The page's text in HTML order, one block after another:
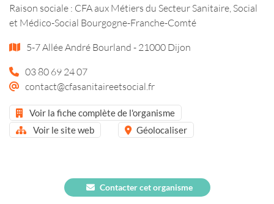
Raison sociale : CFA aux Métiers du Secteur Sanitaire, Social
et Médico-Social Bourgogne-Franche-Comté
5-7 Allée André Bourland - 21000 Dijon
03 80 69 24 07
contact@cfasanitaireetsocial.fr
Voir la fiche complète de l'organisme
Voir le site web
Géolocaliser
Contacter cet organisme